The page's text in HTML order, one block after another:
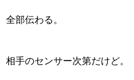
全部伝わる。
相手のセンサー次第だけど。